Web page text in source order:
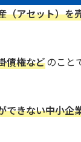
（アセット）を
債権などのこと
できない中小企